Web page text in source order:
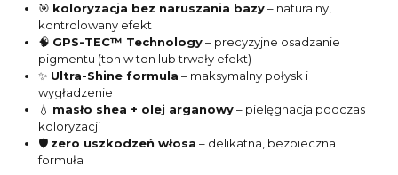
🎯 koloryzacja bez naruszania bazy– naturalny,
kontrolowany efekt
🧠 GPS-TEC™ Technology– precyzyjne osadzanie
pigmentu (ton w ton lub trwały efekt)
✨ Ultra-Shine formula – maksymalny połysk i
wygładzenie
💧 masło shea + olej arganowy– pielęgnacja podczas
koloryzacji
🛡️ zero uszkodzeń włosa – delikatna, bezpieczna
formuła